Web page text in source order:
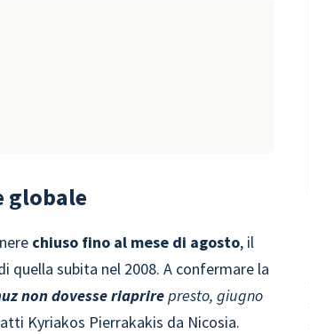
globale
chiuso fino al mese di agosto, il
quella subita nel 2008. A confermare la
non dovesse riaprirepresto, giugno
Kyriakos Pierrakakis da Nicosia.